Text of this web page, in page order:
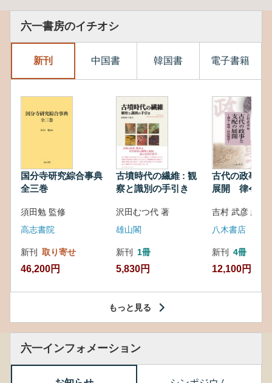
六一書房のイチオシ
新刊 中国書 韓国書 電子書籍
国分寺研究綜合事典
全三巻
須田勉 監修
高志書院
新刊 取り寄せ
46,200円
古墳時代の繊維 : 観
察と識別の手引き
沢田むつ代 著
雄山閣
新刊 1冊
5,830円
古代の政事と
展開 律令・
吉村 武彦 編集
八木書店
新刊 4冊
12,100円
もっと見る
六一インフォメーション